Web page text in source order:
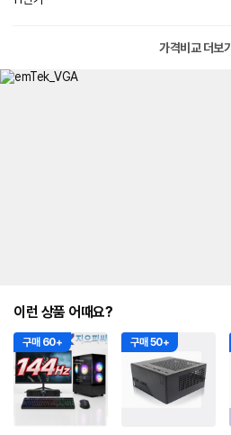
가격비교 더보기
이런 상품 어때요?
구매 60+ 구매 50+